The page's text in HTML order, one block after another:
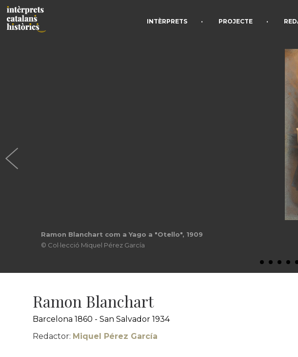
INTÈRPRETS • PROJECTE •
Ramon Blanchart com a Yago a "Otello", 1909
© Col·lecció Miquel Pérez García
Ramon Blanchart
Barcelona 1860 - San Salvador 1934
Redactor: Miquel Pérez García